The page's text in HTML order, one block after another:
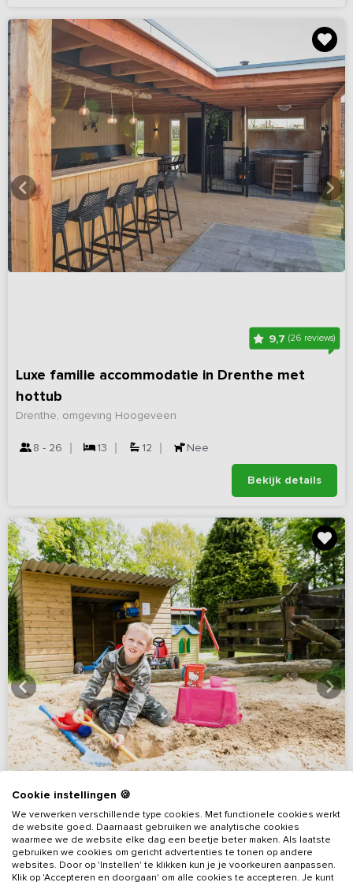
9,7 (26 reviews)
Luxe familie accommodatie in Drenthe met
hottub
Drenthe, omgeving Hoogeveen
8 - 26 13 12 Nee
Bekijk details
8,8(59 reviews)
Vakantiehuis in Drenthe met zwemvijver en
Cookie instellingen 🍪
We verwerken verschillende type cookies. Met functionele cookies werkt
de website goed. Daarnaast gebruiken we analytische cookies
waarmee we de website elke dag een beetje beter maken. Als laatste
gebruiken we cookies om gericht advertenties te tonen op andere
websites. Door op 'Instellen' te klikken kun je je voorkeuren aanpassen.
Klik op 'Accepteren en doorgaan' om alle cookies te accepteren. Je kunt